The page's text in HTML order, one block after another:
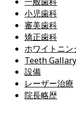
小児歯科
審美歯科
矯正歯科
ホワイトニン
Teeth Gallary
設備
レーザー治療
院長略歴